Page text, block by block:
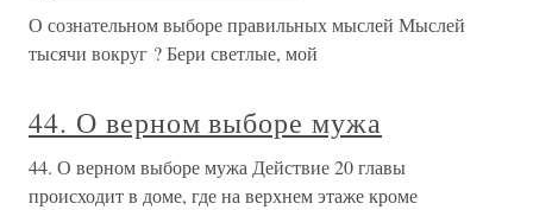
О сознательном выборе правильных мыслей Мыслей
тысячи вокруг ? Бери светлые, мой
44. О верном выборе мужа
44. О верном выборе мужа Действие 20 главы
происходит в доме, где на верхнем этаже кроме